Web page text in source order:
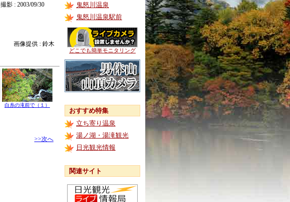
撮影 : 2003/09/30
画像提供 : 鈴木
白糸の滝前で（１）
>>次へ
鬼怒川温泉
鬼怒川温泉駅前
どこでも簡単モニタリング
おすすめ特集
立ち寄り温泉
湯ノ湖・湯滝観光
日光観光情報
関連サイト